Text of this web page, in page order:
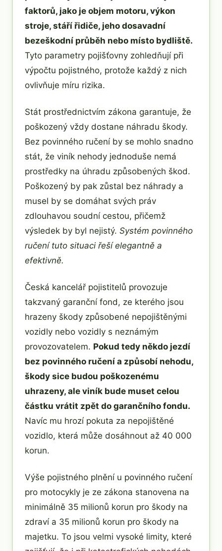
faktorů, jako je objem motoru, výkon
stroje, stáří řidiče, jeho dosavadní
bezeškodní průběh nebo místo bydliště.
Tyto parametry pojišťovny zohledňují při
výpočtu pojistného, protože každý z nich
ovlivňuje míru rizika.
Stát prostřednictvím zákona garantuje, že
poškozený vždy dostane náhradu škody.
Bez povinného ručení by se mohlo snadno
stát, že viník nehody jednoduše nemá
prostředky na úhradu způsobených škod.
Poškozený by pak zůstal bez náhrady a
musel by se domáhat svých práv
zdlouhavou soudní cestou, přičemž
výsledek by byl nejistý. Systém povinného
ručení tuto situaci řeší elegantně a
efektivně.
Česká kancelář pojistitelů provozuje
takzvaný garanční fond, ze kterého jsou
hrazeny škody způsobené nepojištěnými
vozidly nebo vozidly s neznámým
provozovatelem. Pokud tedy někdo jezdí
bez povinného ručení a způsobí nehodu,
škody sice budou poškozenému
uhrazeny, ale viník bude muset celou
částku vrátit zpět do garančního fondu.
Navíc mu hrozí pokuta za nepojištěné
vozidlo, která může dosáhnout až 40 000
korun.
Výše pojistného plnění u povinného ručení
pro motocykly je ze zákona stanovena na
minimálně 35 milionů korun pro škody na
zdraví a 35 milionů korun pro škody na
majetku. To jsou velmi vysoké limity, které